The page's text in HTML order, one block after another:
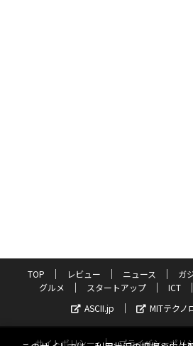
TOP レビュー ニュース ガ
グルメ
スタートアップ ICT
ASCII.jp
MITテクノ
サイトポリシー プライバシーポリ